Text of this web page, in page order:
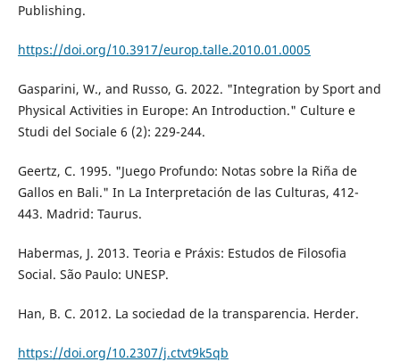
Publishing.
https://doi.org/10.3917/europ.talle.2010.01.0005
Gasparini, W., and Russo, G. 2022. "Integration by Sport and
Physical Activities in Europe: An Introduction." Culture e
Studi del Sociale 6 (2): 229-244.
Geertz, C. 1995. "Juego Profundo: Notas sobre la Riña de
Gallos en Bali." In La Interpretación de las Culturas, 412-
443. Madrid: Taurus.
Habermas, J. 2013. Teoria e Práxis: Estudos de Filosofia
Social. São Paulo: UNESP.
Han, B. C. 2012. La sociedad de la transparencia. Herder.
https://doi.org/10.2307/j.ctvt9k5qb